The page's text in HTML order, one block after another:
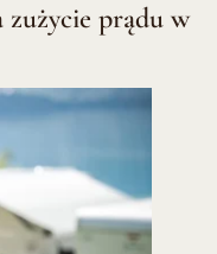
zużycie prądu w